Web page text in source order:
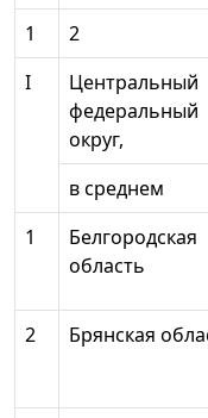
1 2
I
Центральный
федеральный
округ,
в среднем
1
Белгородская
область
2
Брянская